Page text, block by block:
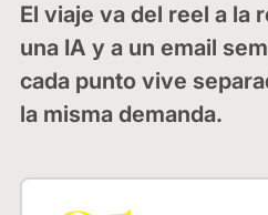
El viaje va del reel a la
una IA y a un email
cada punto vive
la misma demanda.